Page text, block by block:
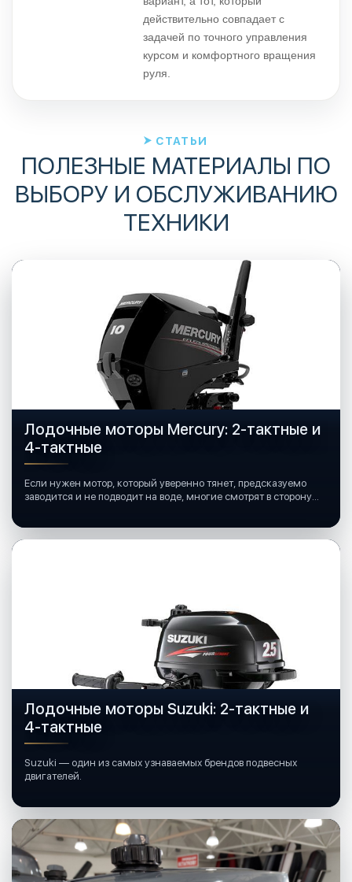
действительно совпадает с
задачей по точного управления
курсом и комфортного вращения
руля.
СТАТЬИ
ПОЛЕЗНЫЕ МАТЕРИАЛЫ ПО
ВЫБОРУ И ОБСЛУЖИВАНИЮ
ТЕХНИКИ
Лодочные моторы Mercury: 2-тактные и
4-тактные
Если нужен мотор, который уверенно тянет, предсказуемо
заводится и не подводит на воде, многие смотрят в сторону
Лодочные моторы Suzuki: 2-тактные и
4-тактные
Suzuki — один из самых узнаваемых брендов подвесных
двигателей.